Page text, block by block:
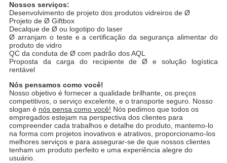
Nossos serviços:
Desenvolvimento de projeto dos produtos vidreiros de Ø
Projeto de Ø Giftbox
Decalque de Ø ou logotipo do laser
Ø arranjam o teste e a certificação da segurança alimentar do
produto de vidro
QC da conduta de Ø com padrão dos AQL
Proposta da carga do recipiente de Ø e solução logística
rentável
Nós pensamos como você!
Nosso objetivo é fornecer a qualidade brilhante, os preços
competitivos, o serviço excelente, e o transporte seguro. Nosso
slogan é nós pensa como você! Nós pedimos que todos os
empregados estejam na perspectiva dos clientes para
compreender cada trabalhos e detalhe do produto, mantemo-lo
na forma com projetos inovativos e atrativos, proporcionamo-los
melhores serviços e para assegurar-se de que nossos clientes
tenham um produto perfeito e uma experiência alegre do
usuário.